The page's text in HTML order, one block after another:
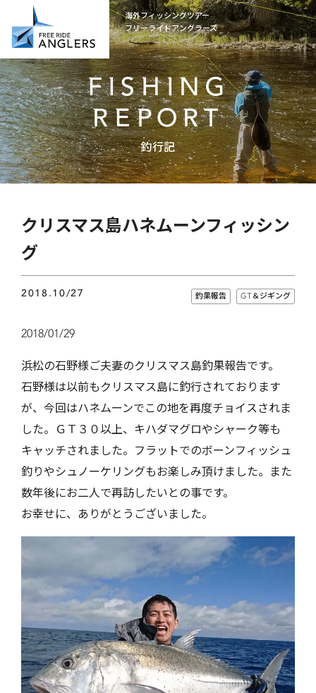
海外フィッシングツアー
フリーライドアングラーズ
FISHING
REPORT
釣行記
クリスマス島ハネムーンフィッシン
グ
2018.10/27 釣果報告 GT＆ジギング
2018/01/29
浜松の石野様ご夫妻のクリスマス島釣果報告です。
石野様は以前もクリスマス島に釣行されております
が、今回はハネムーンでこの地を再度チョイスされま
した。ＧＴ３０以上、キハダマグロやシャーク等も
キャッチされました。フラットでのボーンフィッシュ
釣りやシュノーケリングもお楽しみ頂けました。また
数年後にお二人で再訪したいとの事です。
お幸せに、ありがとうございました。